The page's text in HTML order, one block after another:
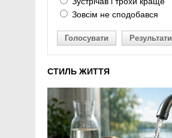
Зовсім не сподобався
Голосувати Результати
СТИЛЬ ЖИТТЯ